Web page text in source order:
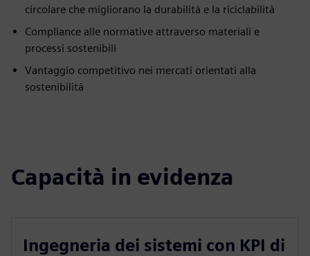
circolare che migliorano la durabilità e la riciclabilità
Compliance alle normative attraverso materiali e
processi sostenibili
Vantaggio competitivo nei mercati orientati alla
sostenibilità
Capacità in evidenza
Ingegneria dei sistemi con KPI di